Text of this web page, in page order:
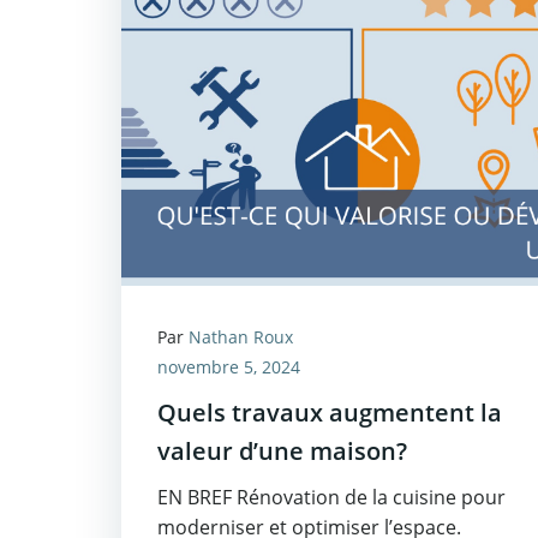
Par Nathan Roux
novembre 5, 2024
Quels travaux augmentent la
valeur d’une maison?
EN BREF Rénovation de la cuisine pour
moderniser et optimiser l’espace.